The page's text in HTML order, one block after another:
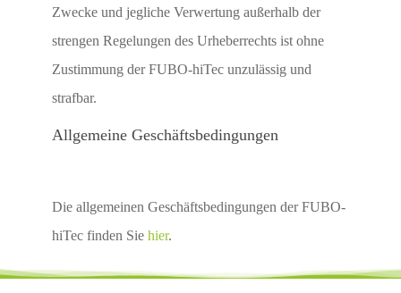
Zwecke und jegliche Verwertung außerhalb der
strengen Regelungen des Urheberrechts ist ohne
Zustimmung der FUBO-hiTec unzulässig und
strafbar.
Allgemeine Geschäftsbedingungen
Die allgemeinen Geschäftsbedingungen der FUBO-
hiTec finden Siehier.